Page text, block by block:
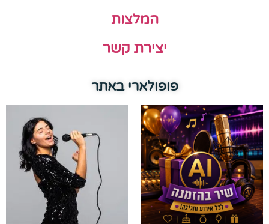
המלצות
יצירת קשר
פופולארי באתר